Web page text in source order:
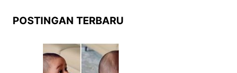
POSTINGAN TERBARU